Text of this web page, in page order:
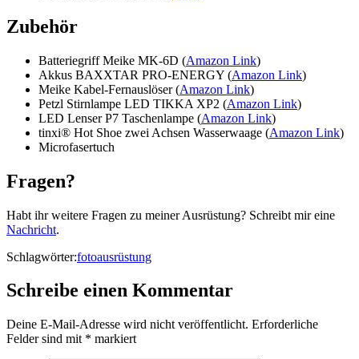
Zubehör
Batteriegriff Meike MK-6D (Amazon Link)
Akkus BAXXTAR PRO-ENERGY (Amazon Link)
Meike Kabel-Fernauslöser (Amazon Link)
Petzl Stirnlampe LED TIKKA XP2 (Amazon Link)
LED Lenser P7 Taschenlampe (Amazon Link)
tinxi® Hot Shoe zwei Achsen Wasserwaage (Amazon Link)
Microfasertuch
Fragen?
Habt ihr weitere Fragen zu meiner Ausrüstung? Schreibt mir eine
Nachricht.
Schlagwörter:fotoausrüstung
Schreibe einen Kommentar
Deine E-Mail-Adresse wird nicht veröffentlicht. Erforderliche
Felder sind mit * markiert